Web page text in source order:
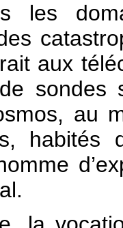
les
aux
sondes
au